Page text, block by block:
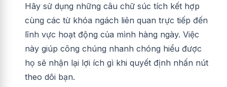
Hãy sử dụng những câu chữ súc tích kết hợp
cùng các từ khóa ngách liên quan trực tiếp đến
lĩnh vực hoạt động của mình hàng ngày. Việc
này giúp công chúng nhanh chóng hiểu được
họ sẽ nhận lại lợi ích gì khi quyết định nhấn nút
theo dõi bạn.